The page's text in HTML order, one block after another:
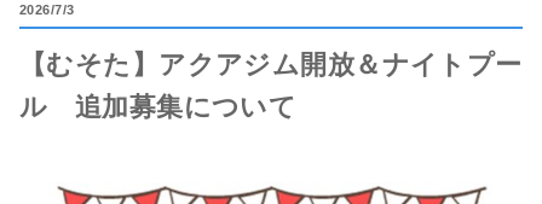
2026 7/3
【むそた】アクアジム開放＆ナイトプー
ル 追加募集について